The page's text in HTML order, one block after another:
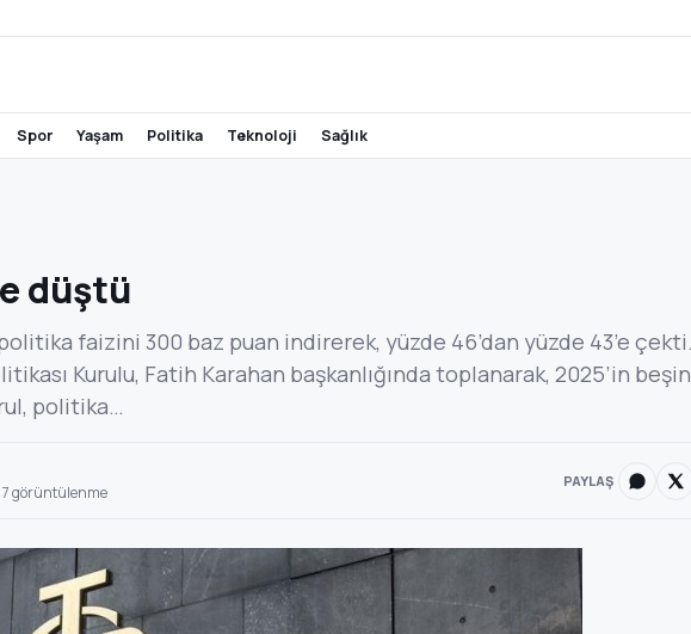
spor yaşam politika teknoloji sağlık
düştü
faizini 300 baz puan indirerek, yüzde 46’dan yüzde 43’e çekti.
Kurulu, Fatih Karahan başkanlığında toplanarak, 2025’in
politika…
7 görüntülenme
PAYLAŞ